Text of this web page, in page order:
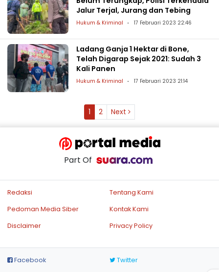
Jalur Terjal, Jurang dan Tebing
Hukum & Kriminal 17 Februari 2023 22:46
Ladang Ganja 1 Hektar di Bone,
Telah Digarap Sejak 2021: Sudah 3
Kali Panen
Hukum & Kriminal 17 Februari 2023 21:14
1 2 Next
Part Of
Redaksi
Tentang Kami
Pedoman Media Siber
Kontak Kami
Disclaimer
Privacy Policy
Facebook Twitter